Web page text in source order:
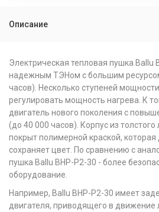
Описание
Электрическая тепловая пушка
надежным ТЭНом с большим
часов). Несколько ступеней
регулировать мощность нагрева. К
двигатель нового поколения с
(до 40 000 часов). Корпус из
покрыт полимерной краской, которая
сохраняет цвет. По сравнению с
пушка Ballu BНР-P2-30 - более
оборудование.
Например, Ballu BНР-P2-30 имеет
двигателя, приводящего в движение